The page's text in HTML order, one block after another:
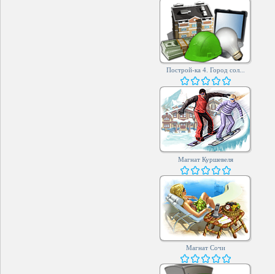
Построй-ка 4. Город сол...
Магнат Куршевеля
Магнат Сочи